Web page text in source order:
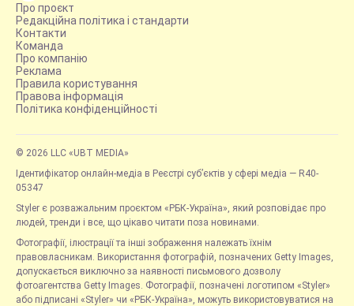
Про проєкт
Редакційна політика і стандарти
Контакти
Команда
Про компанію
Реклама
Правила користування
Правова інформація
Політика конфіденційності
© 2026 LLC «UBT MEDIA»
Ідентифікатор онлайн-медіа в Реєстрі суб’єктів у сфері медіа — R40-
05347
Styler є розважальним проєктом «РБК-Україна», який розповідає про
людей, тренди і все, що цікаво читати поза новинами.
Фотографії, ілюстрації та інші зображення належать їхнім
правовласникам. Використання фотографій, позначених Getty Images,
допускається виключно за наявності письмового дозволу
фотоагентства Getty Images. Фотографії, позначені логотипом «Styler»
або підписані «Styler» чи «РБК-Україна», можуть використовуватися на